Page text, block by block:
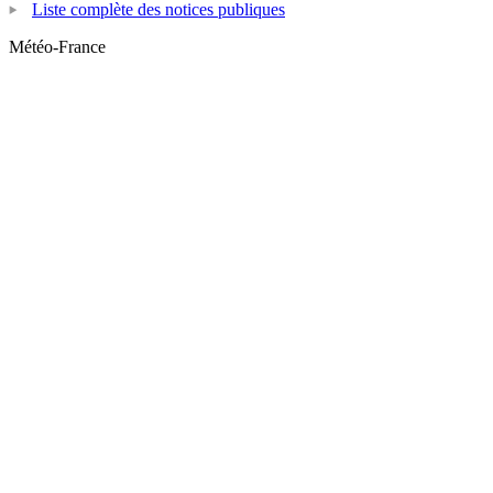
Liste complète des notices publiques
Météo-France